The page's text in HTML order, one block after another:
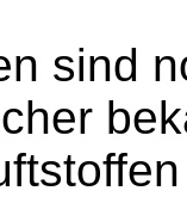
sind